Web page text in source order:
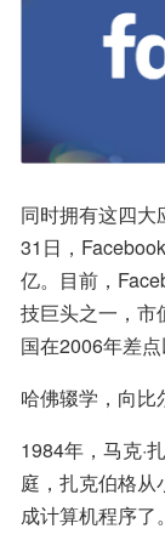
同时拥有这四大
31日，
亿。目前，
技巨头之一，市
国在2006年差点
哈佛辍学，向比
1984年，马克·
庭，扎克伯格
成计算机程序了